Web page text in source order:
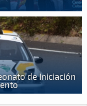
de Iniciación